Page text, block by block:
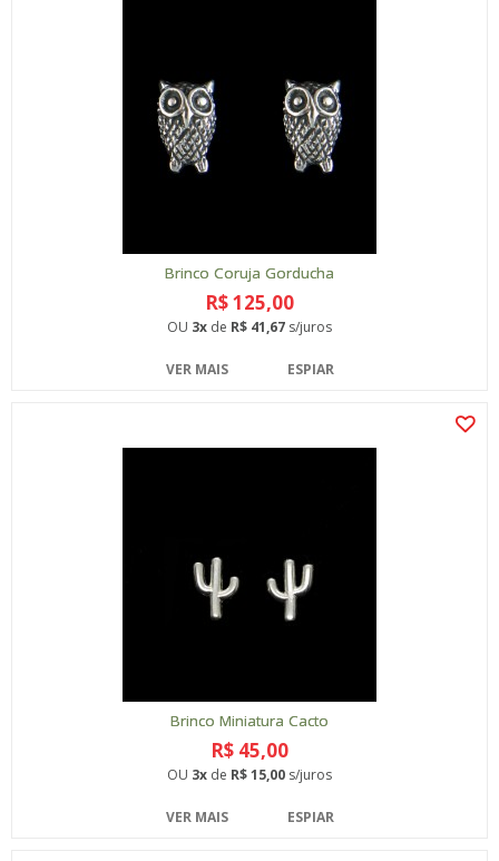
Brinco Coruja Gorducha
R$ 125,00
OU 3x de R$ 41,67 s/juros
VER MAIS ESPIAR
Brinco Miniatura Cacto
R$ 45,00
OU 3x de R$ 15,00 s/juros
VER MAIS ESPIAR